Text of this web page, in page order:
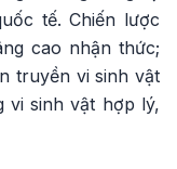
tế. Chiến lược
cao nhận thức;
truyền vi sinh vật
vi sinh vật hợp lý,